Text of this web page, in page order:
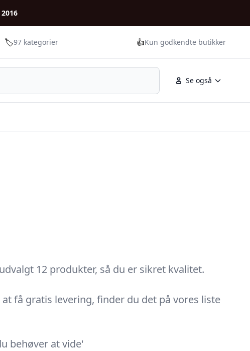
🏷️97 kategorier 👍Kun godkendte butikker
Se også
12 produkter, så du er sikret kvalitet.
få gratis levering, finder du det på vores liste
behøver at vide'